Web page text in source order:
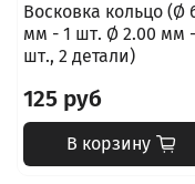
Восковка кольцо (Ø
мм - 1 шт. Ø 2.00 мм
шт., 2 детали)
125 руб
В корзину